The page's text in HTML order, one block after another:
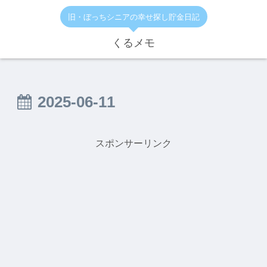
旧・ぼっちシニアの幸せ探し貯金日記
くるメモ
2025-06-11
スポンサーリンク